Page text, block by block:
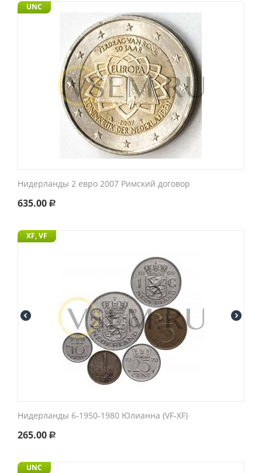
UNC
Нидерланды 2 евро 2007 Римский договор
635.00 Р
XF, VF
Нидерланды 6-1950-1980 Юлианна (VF-XF)
265.00 Р
UNC